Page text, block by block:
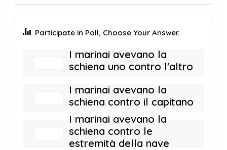
Participate in Poll, Choose Your Answer.
I marinai avevano la
schiena uno contro l'altro
I marinai avevano la
schiena contro il capitano
I marinai avevano la
schiena contro le
estremità della nave